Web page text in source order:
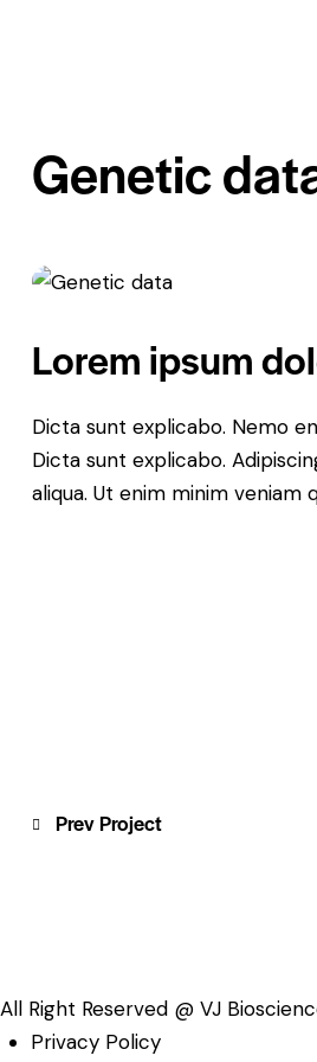
Genetic
Lorem ipsum
Dicta sunt explicabo. Nemo
Dicta sunt explicabo.
aliqua. Ut enim minim
Post
Prev Project
All Right Reserved @ VJ
Privacy Policy